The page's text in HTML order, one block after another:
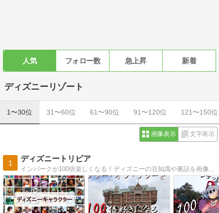
人気 フォロー数 急上昇 新着
ディズニーリゾート
1〜30位 31〜60位 61〜90位 91〜120位 121〜150位
画像表示 文字表示
1
ディズニートリビア